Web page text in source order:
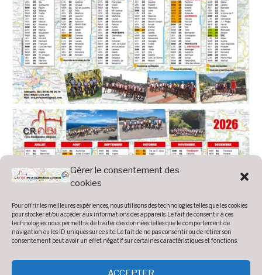
Gérer le consentement des
cookies
Pour offrir les meilleures expériences, nous utilisons des technologies telles que les cookies
pour stocker et/ou accéder aux informations des appareils. Le fait de consentir à ces
technologies nous permettra de traiter des données telles que le comportement de
navigation ou les ID uniques sur ce site. Le fait de ne pas consentir ou de retirer son
consentement peut avoir un effet négatif sur certaines caractéristiques et fonctions.